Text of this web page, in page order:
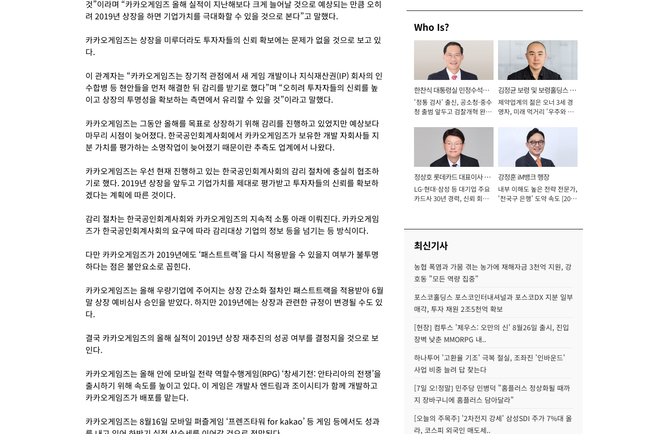
것”이라며 “카카오게임즈 올해 실적이 지난해보다 크게 늘어날 것으로 예상되는 만큼 오히
려 2019년 상장을 하면 기업가치를 극대화할 수 있을 것으로 본다”고 말했다.
카카오게임즈는 상장을 미루더라도 투자자들의 신뢰 확보에는 문제가 없을 것으로 보고 있
다.
이 관계자는 “카카오게임즈는 장기적 관점에서 새 게임 개발이나 지식재산권(IP) 회사의 인
수합병 등 현안들을 먼저 해결한 뒤 감리를 받기로 했다”며 “오히려 투자자들의 신뢰를 높
이고 상장의 투명성을 확보하는 측면에서 유리할 수 있을 것”이라고 말했다.
카카오게임즈는 그동안 올해를 목표로 상장하기 위해 감리를 진행하고 있었지만 예상보다
마무리 시점이 늦어졌다. 한국공인회계사회에서 카카오게임즈가 보유한 개발 자회사들 지
분 가치를 평가하는 소명작업이 늦어졌기 때문이란 추측도 업계에서 나왔다.
카카오게임즈는 우선 현재 진행하고 있는 한국공인회계사회의 감리 절차에 충실히 협조하
기로 했다. 2019년 상장을 앞두고 기업가치를 제대로 평가받고 투자자들의 신뢰를 확보하
겠다는 계획에 따른 것이다.
감리 절차는 한국공인회계사회와 카카오게임즈의 지속적 소통 아래 이뤄진다. 카카오게임
즈가 한국공인회계사회의 요구에 따라 감리대상 기업의 정보 등을 넘기는 등 방식이다.
다만 카카오게임즈가 2019년에도 ‘패스트트랙’을 다시 적용받을 수 있을지 여부가 불투명
하다는 점은 불안요소로 꼽힌다.
카카오게임즈는 올해 우량기업에 주어지는 상장 간소화 절차인 패스트트랙을 적용받아 6월
말 상장 예비심사 승인을 받았다. 하지만 2019년에는 상장과 관련한 규정이 변경될 수도 있
다.
결국 카카오게임즈의 올해 실적이 2019년 상장 재추진의 성공 여부를 결정지을 것으로 보
인다.
카카오게임즈는 올해 안에 모바일 전략 역할수행게임(RPG) ‘창세기전: 안타리아의 전쟁’을
출시하기 위해 속도를 높이고 있다. 이 게임은 개발사 엔드림과 조이시티가 함께 개발하고
카카오게임즈가 배포를 맡는다.
카카오게임즈는 8월16일 모바일 퍼즐게임 ‘프렌즈타워 for kakao’ 등 게임 등에서도 성과
Who Is?
한찬식 대통령실 민정수석비
서관
'정통 검사' 출신, 공소청·중수
청 출범 앞두고 검찰개혁 완수
김정균 보령 및 보령홀딩스 대
표이사 사장
제약업계의 젊은 오너 3세 경
영자, 미래 먹거리 '우주와 헬
정상호 롯데카드 대표이사 사
장
LG·현대·삼성 등 대기업 주요
카드사 30년 경력, 신뢰 회복
강정훈 iM뱅크 행장
내부 이해도 높은 전략 전문가,
'전국구 은행' 도약 속도 [2026
최신기사
농협 폭염과 가뭄 겪는 농가에 재해자금 3천억 지원, 강
호동 "모든 역량 집중"
포스코홀딩스 포스코인터내셔널과 포스코DX 지분 일부
매각, 투자 재원 2조5천억 확보
[현장] 컴투스 '제우스: 오만의 신' 8월26일 출시, 진입
장벽 낮춘 MMORPG 내..
하나투어 '고환율 기조' 극복 절실, 조좌진 '인바운드'
사업 비중 늘려 답 찾는다
[7일 오!정말] 민주당 민병덕 "홈플러스 정상화될 때까
지 장바구니에 홈플러스 담아달라"
[오늘의 주목주] '2차전지 강세' 삼성SDI 주가 7%대 올
라, 코스피 외국인 매도세..